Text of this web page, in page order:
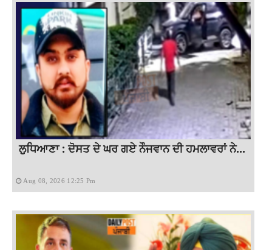
ਲੁਧਿਆਣਾ : ਦੋਸਤ ਦੇ ਘਰ ਗਏ ਨੌਜਵਾਨ ਦੀ ਹਮਲਾਵਰਾਂ ਨੇ...
Aug 08, 2026 12:25 Pm